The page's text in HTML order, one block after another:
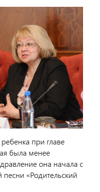
при главе
была менее
она начала с
песни «Родительский